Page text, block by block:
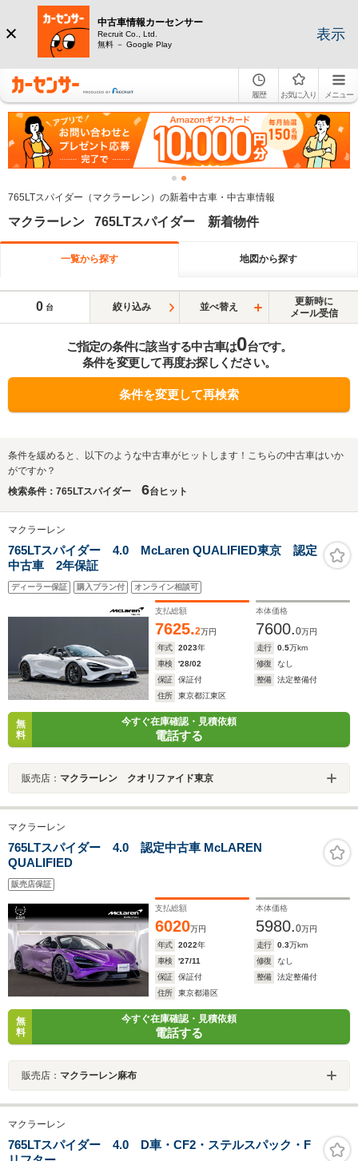
中古車情報カーセンサー
Recruit Co., Ltd.
無料 － Google Play
表示
履歴 お気に入り メニュー
765LTスパイダー（マクラーレン）の新着中古車・中古車情報
マクラーレン 765LTスパイダー 新着物件
一覧から探す 地図から探す
0 台 絞り込み 並べ替え
更新時に
メール受信
ご指定の条件に該当する中古車は0台です。
条件を変更して再度お探しください。
条件を変更して再検索
条件を緩めると、以下のような中古車がヒットします！こちらの中古車はいか
がですか？
検索条件：765LTスパイダー
6台ヒット
マクラーレン
765LTスパイダー 4.0 McLaren QUALIFIED東京 認定
中古車 2年保証
ディーラー保証 購入プラン付 オンライン相談可
支払総額
7625.2万円
本体価格
7600.0万円
年式
2023年 走行 0.5万km
車検
'28/02 修復
なし
保証
保証付 整備
法定整備付
住所
東京都江東区
無
料
今すぐ在庫確認・見積依頼
電話する
販売店： マクラーレン クオリファイド東京
マクラーレン
765LTスパイダー 4.0 認定中古車 McLAREN
QUALIFIED
販売店保証
支払総額
6020万円
本体価格
5980.0万円
年式
2022年 走行 0.3万km
車検
'27/11 修復
なし
保証
保証付 整備
法定整備付
住所
東京都港区
無
料
今すぐ在庫確認・見積依頼
電話する
販売店： マクラーレン麻布
マクラーレン
765LTスパイダー 4.0 D車・CF2・ステルスパック・F